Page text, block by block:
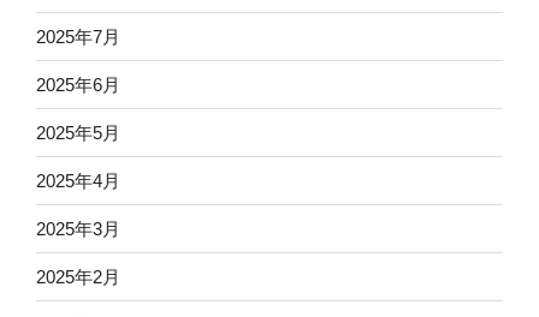
2025年7月
2025年6月
2025年5月
2025年4月
2025年3月
2025年2月